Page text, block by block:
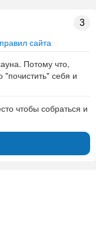
3
правил сайта
Потому что,
себя и
чтобы собраться и